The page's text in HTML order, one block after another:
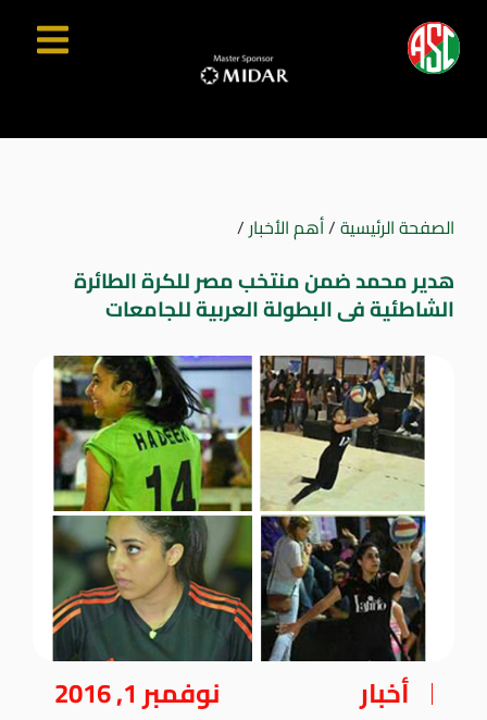
الصفحة الرئيسية/أهم الأخبار/
هدير محمد ضمن منتخب مصر للكرة الطائرة
الشاطئية فى البطولة العربية للجامعات
أخبار نوفمبر 1, 2016